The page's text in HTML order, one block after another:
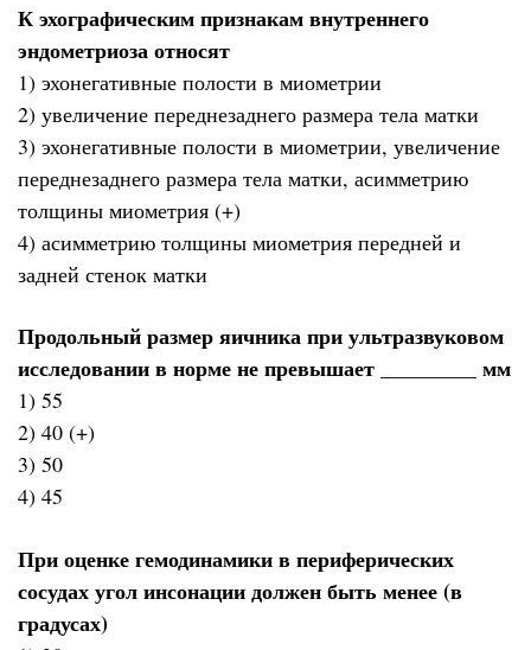
К эхографическим признакам внутреннего
эндометриоза относят
1) эхонегативные полости в миометрии
2) увеличение переднезаднего размера тела матки
3) эхонегативные полости в миометрии, увеличение
переднезаднего размера тела матки, асимметрию
толщины миометрия (+)
4) асимметрию толщины миометрия передней и
задней стенок матки
Продольный размер яичника при ультразвуковом
исследовании в норме не превышает _________ мм
1) 55
2) 40 (+)
3) 50
4) 45
При оценке гемодинамики в периферических
сосудах угол инсонации должен быть менее (в
градусах)